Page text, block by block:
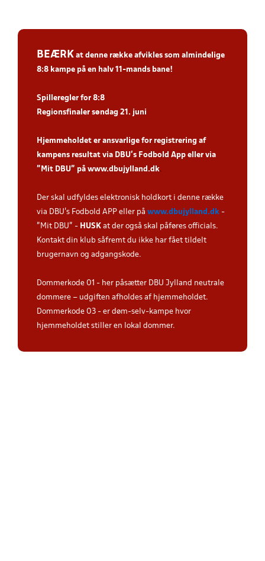
BEÆRK at denne række afvikles som almindelige
8:8 kampe på en halv 11-mands bane!
Spilleregler for 8:8
Regionsfinaler søndag 21. juni
Hjemmeholdet er ansvarlige for registrering af
kampens resultat via DBU’s Fodbold App eller via
”Mit DBU” på www.dbujylland.dk.
Der skal udfyldes elektronisk holdkort i denne række
via DBU's Fodbold APP eller på www.dbujylland.dk -
"Mit DBU" - HUSK at der også skal påføres officials.
Kontakt din klub såfremt du ikke har fået tildelt
brugernavn og adgangskode.
Dommerkode 01 - her påsætter DBU Jylland neutrale
dommere – udgiften afholdes af hjemmeholdet.
Dommerkode 03 - er døm-selv-kampe hvor
hjemmeholdet stiller en lokal dommer.